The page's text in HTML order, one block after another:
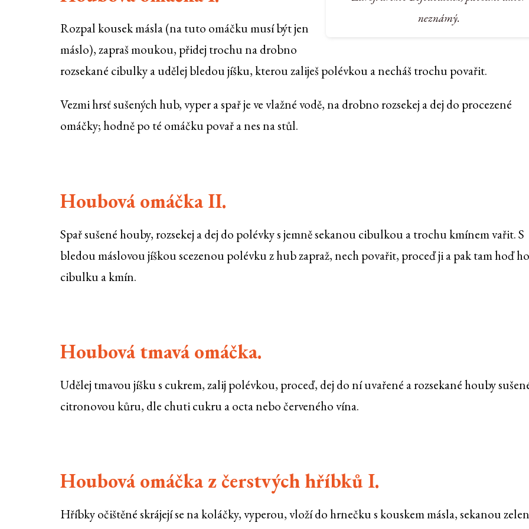
neznámý.
Rozpal kousek másla (na tuto omáčku musí být jen
máslo), zapraš moukou, přidej trochu na drobno
rozsekané cibulky a udělej bledou jíšku, kterou zaliješ polévkou a necháš trochu povařit.
Vezmi hrsť sušených hub, vyper a spař je ve vlažné vodě, na drobno rozsekej a dej do procezené
omáčky; hodně po té omáčku povař a nes na stůl.
Houbová omáčka II.
Spař sušené houby, rozsekej a dej do polévky s jemně sekanou cibulkou a trochu kmínem vařit. S
bledou máslovou jíškou scezenou polévku z hub zapraž, nech povařit, proceď ji a pak tam hoď
cibulku a kmín.
Houbová tmavá omáčka.
Udělej tmavou jíšku s cukrem, zalij polévkou, proceď, dej do ní uvařené a rozsekané houby
citronovou kůru, dle chuti cukru a octa nebo červeného vína.
Houbová omáčka z čerstvých hříbků I.
Hříbky očištěné skrájejí se na koláčky, vyperou, vloží do hrnečku s kouskem másla, sekanou